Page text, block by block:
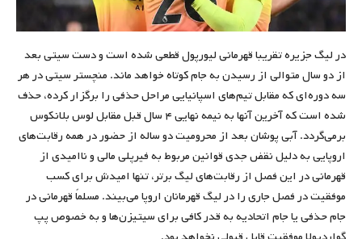
در لیگ جزیره تقریبا قهرمانی لیورپول قطعی شده است و دست سیتی بعد
از دو سال متوالی از رسیدن به جام کوتاه خواهد ماند. منچستر سیتی در هر
سه دوره‌ای که مقابل تیم‌های اسپانیایی مراحل حذفی را برگزار کرده، حذف
شده است که آخرین آنها به نیمه نهایی ۴ سال قبل مقابل لوس بلانکوس
برمی‌گردد. آبی پوشان بعد از محرومیت دو ساله از حضور در همه رقابت‌های
اروپایی به دلیل نقض جدی قوانین مربوط به فیرپلی مالی و ناامیدی از
قهرمانی در این فصل از رقابت‌های لیگ برتر، تنها امیدش برای کسب
موفقیت در فصل جاری را در لیگ قهرمانان اروپا می‌بیند. مسلماً قهرمانی در
جام حذفی یا جام اتحادیه به قدر کافی برای سیتیزن‌ها و به خصوص پپ